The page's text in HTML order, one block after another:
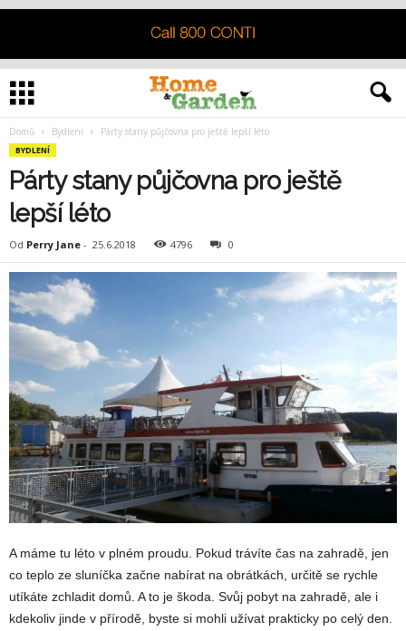
Domů Bydlení Párty stany půjčovna pro ještě lepší léto
BYDLENÍ
Párty stany půjčovna pro ještě
lepší léto
Od Perry Jane - 25.6.2018 4796 0
A máme tu léto v plném proudu. Pokud trávíte čas na zahradě, jen
co teplo ze sluníčka začne nabírat na obrátkách, určitě se rychle
utíkáte zchladit domů. A to je škoda. Svůj pobyt na zahradě, ale i
kdekoliv jinde v přírodě, byste si mohli užívat prakticky po celý den.